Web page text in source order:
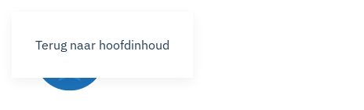
Terug naar hoofdinhoud